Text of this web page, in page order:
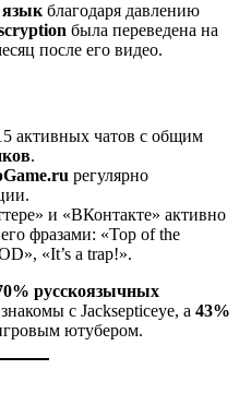
языкблагодаря давлению
была переведена на
после его видео.
активных чатов с общим
.
регулярно
и «ВКонтакте» активно
фразами: «Top of the
«It’s a trap!».
русскоязычных
знакомы с Jacksepticeye, а 43%
ютубером.